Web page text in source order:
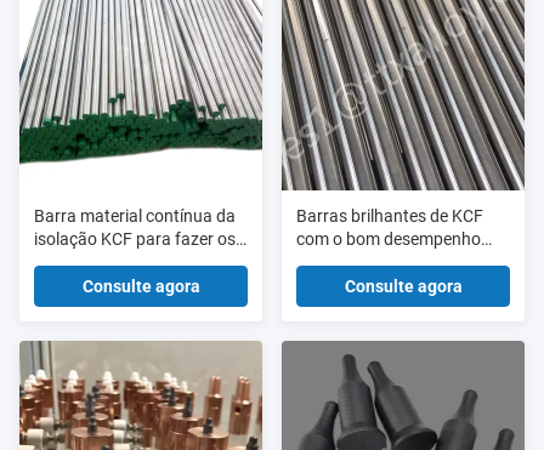
Barra material contínua da
isolação KCF para fazer os
pinos e as luvas de guia de
Consulte agora
Barras brilhantes de KCF
com o bom desempenho
para fazer os pinos de guia
de KCF e as luvas de KCF
Consulte agora